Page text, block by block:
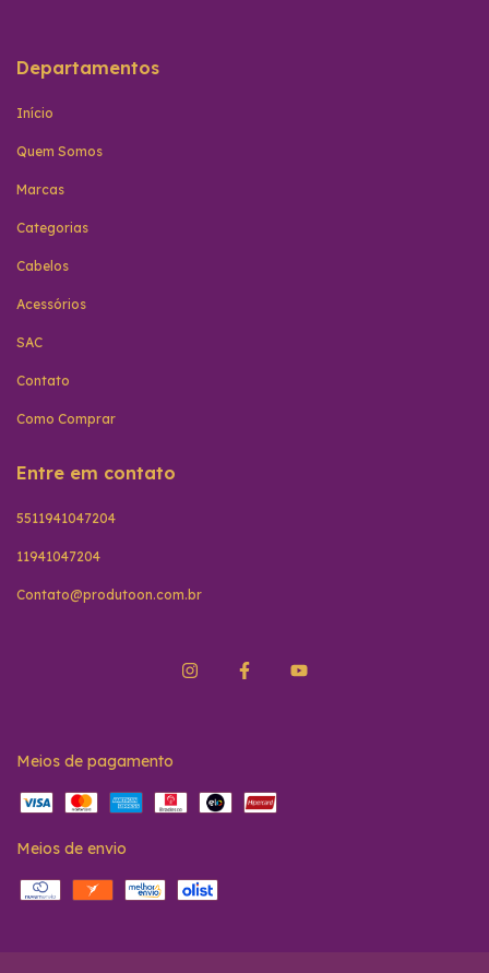
Departamentos
Início
Quem Somos
Marcas
Categorias
Cabelos
Acessórios
SAC
Contato
Como Comprar
Entre em contato
5511941047204
11941047204
Contato@produtoon.com.br
Meios de pagamento
Meios de envio